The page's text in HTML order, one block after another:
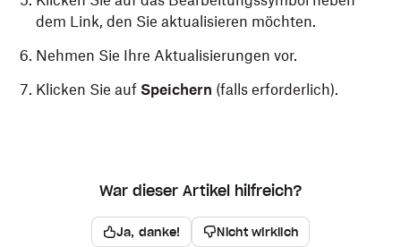
dem Link, den Sie aktualisieren möchten.
Nehmen Sie Ihre Aktualisierungen vor.
Klicken Sie auf Speichern (falls erforderlich).
War dieser Artikel hilfreich?
Ja, danke! Nicht wirklich